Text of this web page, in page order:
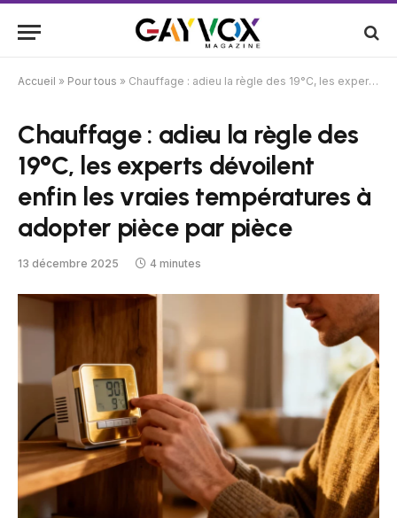
Accueil » Pour tous » Chauffage : adieu la règle des 19°C, les experts dévoilent enfin les vraies températures à adopter pièce par pièce
Chauffage : adieu la règle des
19°C, les experts dévoilent
enfin les vraies températures à
adopter pièce par pièce
13 décembre 2025 4 minutes